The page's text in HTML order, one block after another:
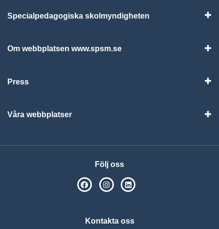
Specialpedagogiska skolmyndigheten
Om webbplatsen www.spsm.se
Press
Våra webbplatser
Följ oss
SPSM på Facebook
SPSM på Instagram
Kontakta oss